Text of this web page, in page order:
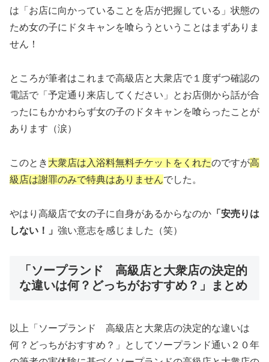
は「お店に向かっていることを店が把握している」状態の
ため女の子にドタキャンを喰らうということはまずありま
せん！
ところが筆者はこれまで高級店と大衆店で１度ずつ確認の
電話で「予定通り来店してください」とお店側から話が合
ったにもかかわらず女の子のドタキャンを喰らったことが
あります（涙）
このとき 大衆店は入浴料無料チケットをくれたのですが高
級店は謝罪のみで特典はありませんでした。
やはり高級店で女の子に自身があるからなのか 「安売りは
しない！」 強い意志を感じました（笑）
「ソープランド 高級店と大衆店の決定的
な違いは何？どっちがおすすめ？」まとめ
以上「ソープランド 高級店と大衆店の決定的な違いは
何？どっちがおすすめ？」としてソープランド通い２０年